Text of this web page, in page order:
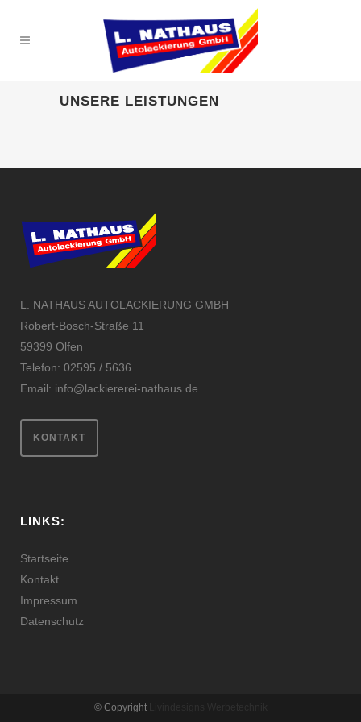
UNSERE LEISTUNGEN
L. NATHAUS AUTOLACKIERUNG GMBH
Robert-Bosch-Straße 11
59399 Olfen
Telefon: 02595 / 5636
Email: info@lackiererei-nathaus.de
KONTAKT
LINKS:
Startseite
Kontakt
Impressum
Datenschutz
© Copyright